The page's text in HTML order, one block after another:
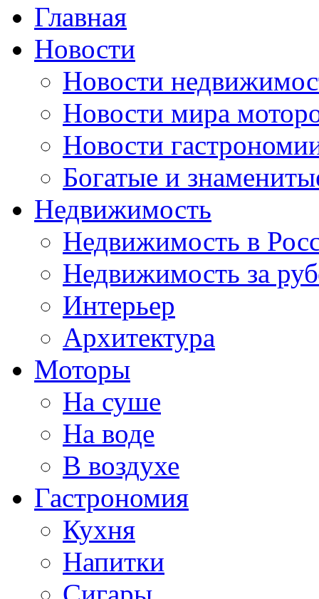
Главная
Новости
Новости
Новости мира
Новости
Богатые и
Недвижимость
Недвижимость в
Недвижимость за
Интерьер
Архитектура
Моторы
На суше
На воде
В воздухе
Гастрономия
Кухня
Напитки